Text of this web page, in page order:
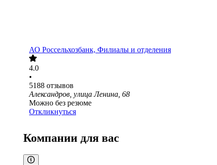
АО Россельхозбанк, Филиалы и отделения
4.0
•
5188 отзывов
Александров, улица Ленина, 68
Можно без резюме
Откликнуться
Компании для вас